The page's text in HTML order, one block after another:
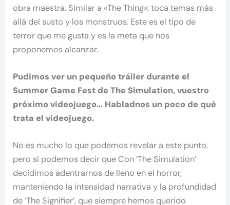
obra maestra. Similar a «The Thing»: toca temas más
allá del susto y los monstruos. Este es el tipo de
terror que me gusta y es la meta que nos
proponemos alcanzar.
Pudimos ver un pequeño tráiler durante el
Summer Game Fest de The Simulation, vuestro
próximo videojuego… Habladnos un poco de qué
trata el videojuego.
No es mucho lo que podemos revelar a este punto,
pero sí podemos decir que Con ‘The Simulation’
decidimos adentrarnos de lleno en el horror,
manteniendo la intensidad narrativa y la profundidad
de ‘The Signifier’, que siempre hemos querido